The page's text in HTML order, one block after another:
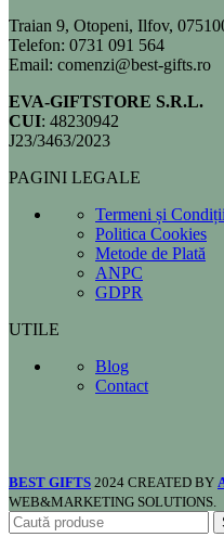
Traian 9, Otopeni, Ilfov,
Telefon: 0731 091 564
Email: comenzi@best-gifts.ro
EVA-GIFTSTORE S.R.L.
CUI: 48230942
J23/3463/2023
PAGINI LEGALE
Termeni și Condiții
Politica Cookies
Metode de Plată
ANPC
GDPR
UTILE
Blog
Contact
BEST GIFTS 2024 CREATED BY
WEB&MARKETING SOLUTIONS.